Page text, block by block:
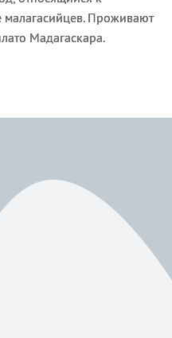
малагасийцев. Проживают
Мадагаскара.